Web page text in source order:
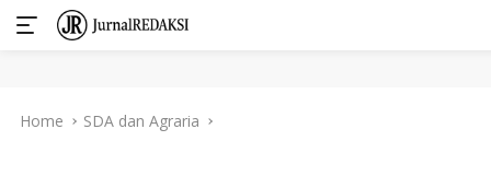
Home SDA dan Agraria